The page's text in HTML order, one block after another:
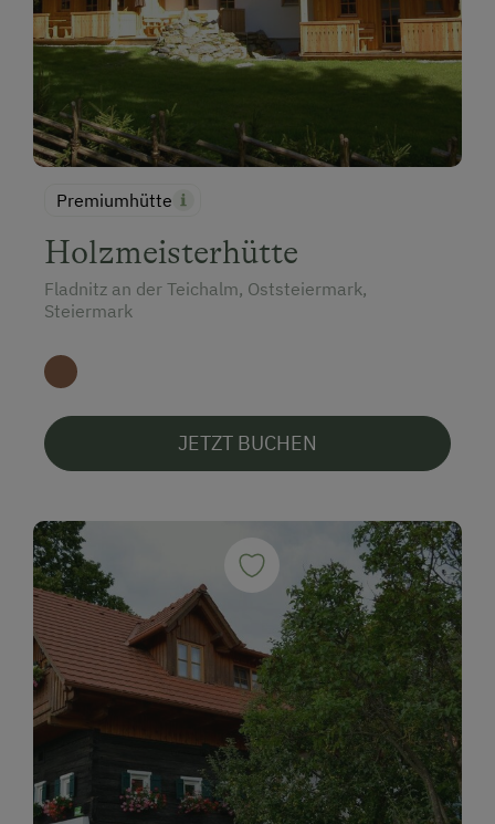
Premiumhütte
Holzmeisterhütte
Fladnitz an der Teichalm, Oststeiermark,
Steiermark
JETZT BUCHEN